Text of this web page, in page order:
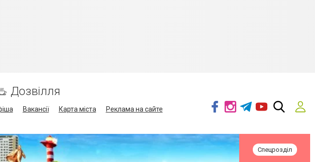
Дозвілля
Вакансії Карта міста
Реклама на сайте
Спецрозділ